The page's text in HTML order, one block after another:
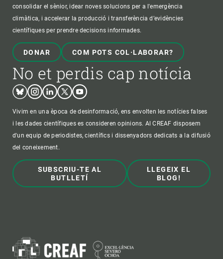
consolidar el sènior, idear noves solucions per a l'emergència
climàtica, i accelerar la producció i transferència d’evidències
científiques per prendre decisions informades.
DONAR COM POTS COL·LABORAR?
No et perdis cap notícia
BlueskyInstagram
LinkedinTwitterYoutube
Vivim en una època de desinformació, ens envolten les notícies falses
i les dades científiques es consideren opinions. Al CREAF disposem
d'un equip de periodistes, científics i dissenyadors dedicats a la difusió
del coneixement.
SUBSCRIU-TE AL
BUTLLETÍ
LLEGEIX EL
BLOG!